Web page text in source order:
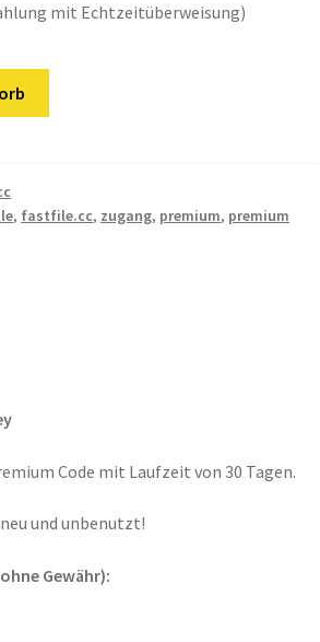
mit Echtzeitüberweisung)
, fastfile.cc, zugang, premium, premium
Code mit Laufzeit von 30 Tagen.
und unbenutzt!
Gewähr):